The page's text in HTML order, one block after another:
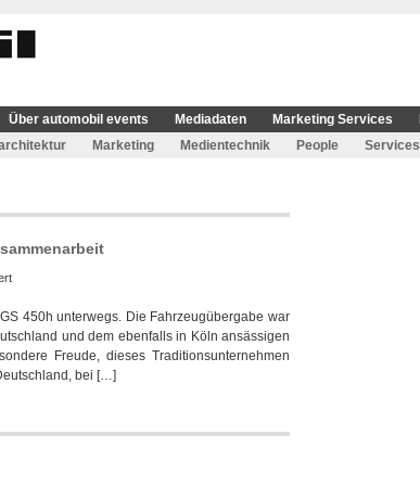
Über automobil events Mediadaten Marketing Services
Marketing Medientechnik People Services
für
Roncalli
und
Lexus
beschließen
450h unterwegs. Die Fahrzeugübergabe war
und dem ebenfalls in Köln ansässigen
Freude, dieses Traditionsunternehmen
bei […]